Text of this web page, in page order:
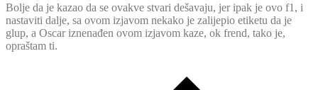
Bolje da je kazao da se ovakve stvari dešavaju, jer ipak je ovo f1, i
nastaviti dalje, sa ovom izjavom nekako je zalijepio etiketu da je
glup, a Oscar iznenađen ovom izjavom kaze, ok frend, tako je,
opraštam ti.